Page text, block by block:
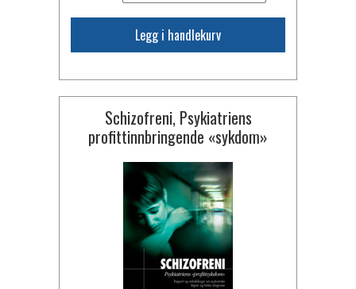
Legg i handlekurv
Schizofreni, Psykiatriens
profittinnbringende «sykdom»